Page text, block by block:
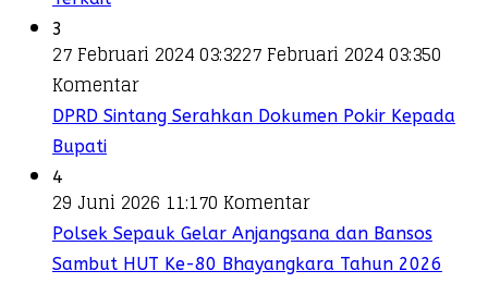
3
27 Februari 2024 03:3227 Februari 2024 03:350
Komentar
DPRD Sintang Serahkan Dokumen Pokir Kepada
Bupati
4
29 Juni 2026 11:170 Komentar
Polsek Sepauk Gelar Anjangsana dan Bansos
Sambut HUT Ke-80 Bhayangkara Tahun 2026